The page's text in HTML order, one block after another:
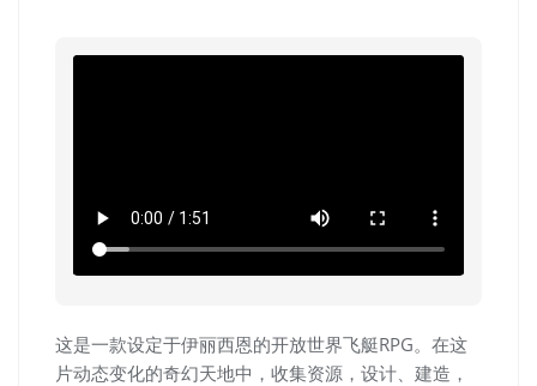
这是一款设定于伊丽西恩的开放世界飞艇RPG。在这
片动态变化的奇幻天地中，收集资源，设计、建造，